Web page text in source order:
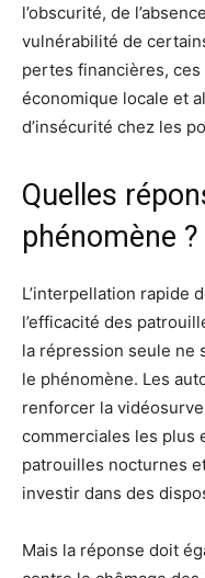
l’obscurité, de
vulnérabilité de
pertes financières, ces
économique locale et
d’insécurité chez les
Quelles
phénomène ?
L’interpellation rapide
l’efficacité des
la répression seule ne
le phénomène. Les
renforcer la
commerciales les plus
patrouilles nocturnes
investir dans des
Mais la réponse doit